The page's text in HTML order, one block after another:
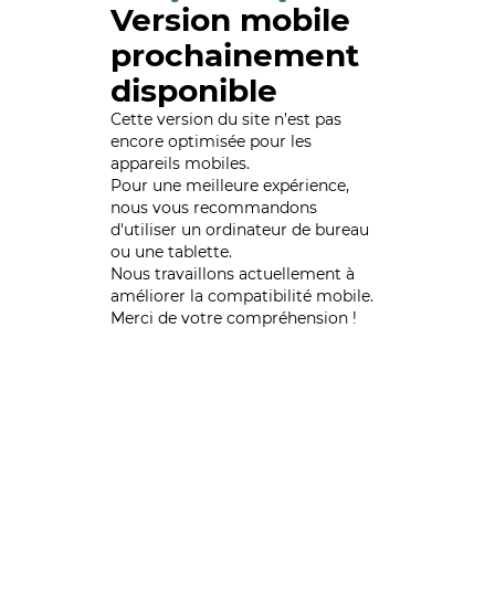
Version mobile
prochainement
disponible
Cette version du site n’est pas
encore optimisée pour les
appareils mobiles.
Pour une meilleure expérience,
nous vous recommandons
d'utiliser un ordinateur de bureau
ou une tablette.
Nous travaillons actuellement à
améliorer la compatibilité mobile.
Merci de votre compréhension !